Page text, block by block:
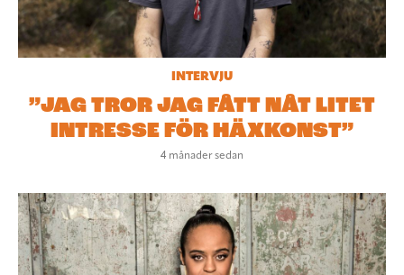
INTERVJU
”JAG TROR JAG FÅTT NÅT LITET
INTRESSE FÖR HÄXKONST”
4 månader sedan